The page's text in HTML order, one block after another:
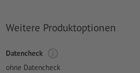
Weitere Produktoptionen
Datencheck
ohne Datencheck